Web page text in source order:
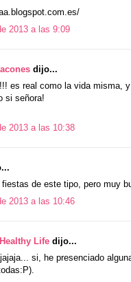
2013 a las 9:09
dijo...
es real como la vida misma,
si señora!
2013 a las 10:38
fiestas de este tipo, pero muy
2013 a las 10:46
Life dijo...
si, he presenciado